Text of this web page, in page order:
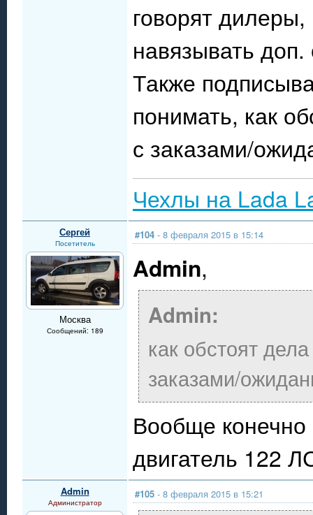
говорят дилеры,
навязывать
Также
понимать, как
с заказами/
Чехлы на Lada
Сергей
Посетитель
Москва
Сообщений: 189
#104 - 8 февраля 2015 в 15:14
Admin,
Admin:
как обстоят
заказами/
Вообще конечно
двигатель 122
Admin
Администратор
#105 - 8 февраля 2015 в 15:21